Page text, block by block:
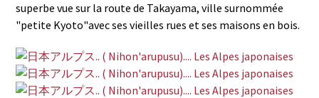
superbe vue sur la route de Takayama, ville surnommée
"petite Kyoto"avec ses vieilles rues et ses maisons en bois.